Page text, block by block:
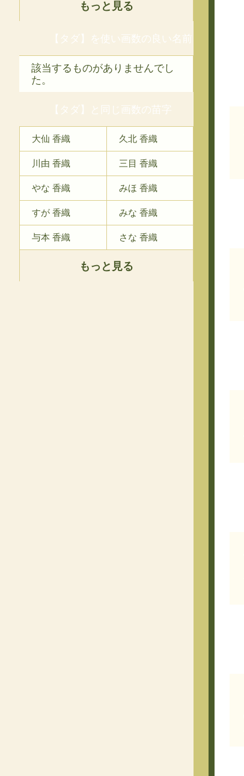
もっと見る
【タダ】を使い画数の良い名前
該当するものがありませんでし
た。
【タダ】と同じ画数の苗字
大仙 香織 久北 香織
川由 香織 三目 香織
やな 香織 みほ 香織
すが 香織 みな 香織
与本 香織 さな 香織
もっと見る